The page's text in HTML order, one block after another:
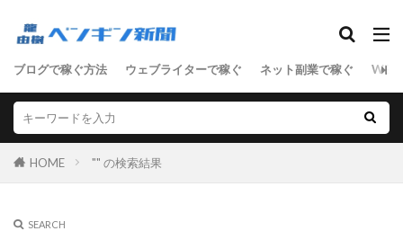
ブログで稼ぐ方法 ウェブライターで稼ぐ ネット副業で稼ぐ WEB
HOME "" の検索結果
SEARCH
SEO
ASP D2C SEO
SNSマーケティング
アクセス数
サーバ
セールスライティング
せどり